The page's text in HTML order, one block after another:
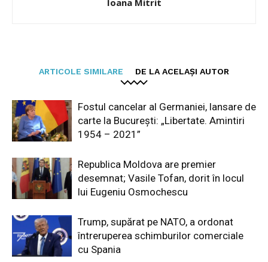
Ioana Mitrit
ARTICOLE SIMILARE DE LA ACELAȘI AUTOR
Fostul cancelar al Germaniei, lansare de
carte la București: „Libertate. Amintiri
1954 – 2021”
Republica Moldova are premier
desemnat; Vasile Tofan, dorit în locul
lui Eugeniu Osmochescu
Trump, supărat pe NATO, a ordonat
întreruperea schimburilor comerciale
cu Spania